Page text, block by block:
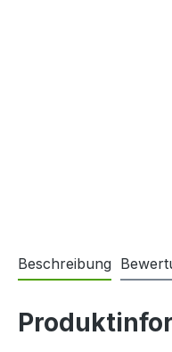
Beschreibung